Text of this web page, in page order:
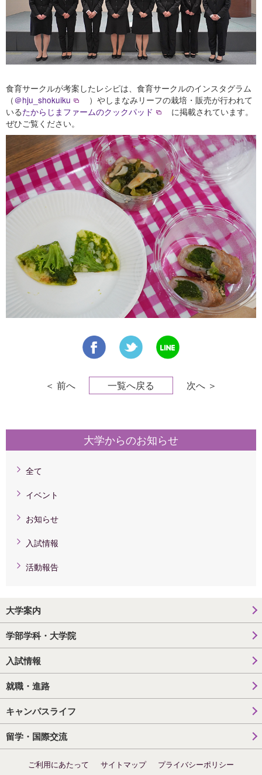
食育サークルが考案したレシピは、食育サークルのインスタグラム
（＠hju_shokuiku
）やしまなみリーフの栽培・販売が行われて
いるたからじまファームのクックパッド
に掲載されています。
ぜひご覧ください。
＜ 前へ 一覧へ戻る 次へ ＞
大学からのお知らせ
全て
イベント
お知らせ
入試情報
活動報告
大学案内
学部学科・大学院
入試情報
就職・進路
キャンパスライフ
留学・国際交流
ご利用にあたって サイトマップ プライバシーポリシー